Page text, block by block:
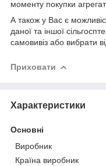
моменту покупки
А також у Вас є
даної та іншої
самовивіз або вибрати
Приховати
Характеристики
Основні
Виробник
Країна виробник